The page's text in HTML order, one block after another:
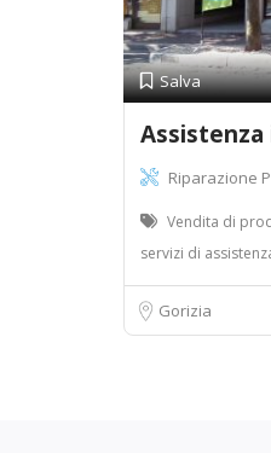
Salva
Riparazione
Vendita di
servizi di
Gorizia